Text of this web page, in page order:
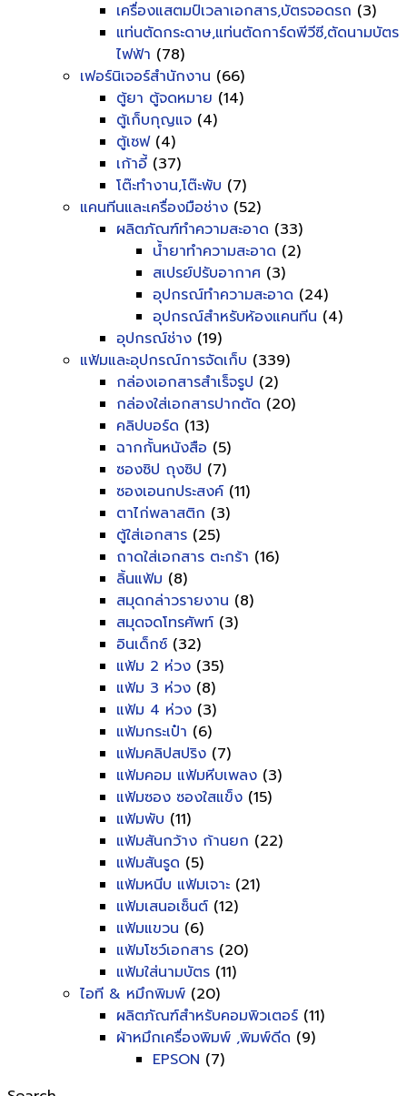
เครื่องแสตมป์เวลาเอกสาร,บัตรจอดรถ (3)
แท่นตัดกระดาษ,แท่นตัดการ์ดพีวีซี,ตัดนามบัตร
ไฟฟ้า (78)
เฟอร์นิเจอร์สำนักงาน (66)
ตู้ยา ตู้จดหมาย (14)
ตู้เก็บกุญแจ (4)
ตู้เซฟ(4)
เก้าอี้ (37)
โต๊ะทำงาน,โต๊ะพับ (7)
แคนทีนและเครื่องมือช่าง (52)
ผลิตภัณฑ์ทำความสะอาด (33)
น้ำยาทำความสะอาด (2)
สเปรย์ปรับอากาศ (3)
อุปกรณ์ทำความสะอาด (24)
อุปกรณ์สำหรับห้องแคนทีน (4)
อุปกรณ์ช่าง (19)
แฟ้มและอุปกรณ์การจัดเก็บ (339)
กล่องเอกสารสำเร็จรูป (2)
กล่องใส่เอกสารปากตัด (20)
คลิปบอร์ด (13)
ฉากกั้นหนังสือ (5)
ซองซิป ถุงซิป (7)
ซองเอนกประสงค์ (11)
ตาไก่พลาสติก (3)
ตู้ใส่เอกสาร (25)
ถาดใส่เอกสาร ตะกร้า (16)
ลิ้นแฟ้ม (8)
สมุดกล่าวรายงาน (8)
สมุดจดโทรศัพท์ (3)
อินเด็กซ์ (32)
แฟ้ม 2 ห่วง (35)
แฟ้ม 3 ห่วง (8)
แฟ้ม 4 ห่วง (3)
แฟ้มกระเป๋า (6)
แฟ้มคลิปสปริง (7)
แฟ้มคอม แฟ้มหีบเพลง (3)
แฟ้มซอง ซองใสแข็ง (15)
แฟ้มพับ (11)
แฟ้มสันกว้าง ก้านยก (22)
แฟ้มสันรูด (5)
แฟ้มหนีบ แฟ้มเจาะ (21)
แฟ้มเสนอเซ็นต์ (12)
แฟ้มแขวน (6)
แฟ้มโชว์เอกสาร (20)
แฟ้มใส่นามบัตร (11)
ไอที & หมึกพิมพ์ (20)
ผลิตภัณฑ์สำหรับคอมพิวเตอร์ (11)
ผ้าหมึกเครื่องพิมพ์ ,พิมพ์ดีด (9)
EPSON (7)